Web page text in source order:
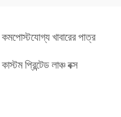
কমপোস্টযোগ্য খাবারের পাত্র
কাস্টম প্রিন্টেড লাঞ্চ বক্স